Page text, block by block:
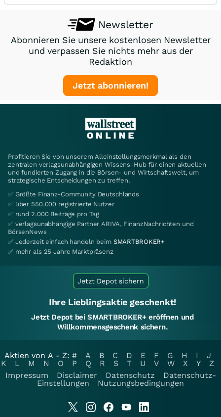
Newsletter
Abonnieren Sie unsere kostenlosen Newsletter
und verpassen Sie nichts mehr aus der
Redaktion
Jetzt abonnieren!
Profitieren Sie von unserem Alleinstellungsmerkmal als den
zentralen verlagsunabhängigen Wissens-Hub für einen aktuellen
und fundierten Zugang in die Börsen- und Wirtschaftswelt, um
strategische Entscheidungen zu treffen.
✅ Größte Finanz-Community Deutschlands
✅ über 550.000 registrierte Nutzer
✅ rund 2.000 Beiträge pro Tag
✅ verlagsunabhängige Partner ARIVA, FinanzNachrichten und
BörsenNews
✅ Jederzeit einfach handeln beim SMARTBROKER+
✅ mehr als 25 Jahre Marktpräsenz
Jetzt Depot sichern
Ihre Lieblingsaktie geschenkt!
Jetzt Depot bei SMARTBROKER+ eröffnen und
Willkommensgeschenk sichern.
Aktien von A - Z: # A B C D E F G H I
J
K
L M N O P Q R S T U V W X Y
Z
Impressum
Disclaimer Datenschutz
Datenschutz-
Einstellungen
Nutzungsbedingungen